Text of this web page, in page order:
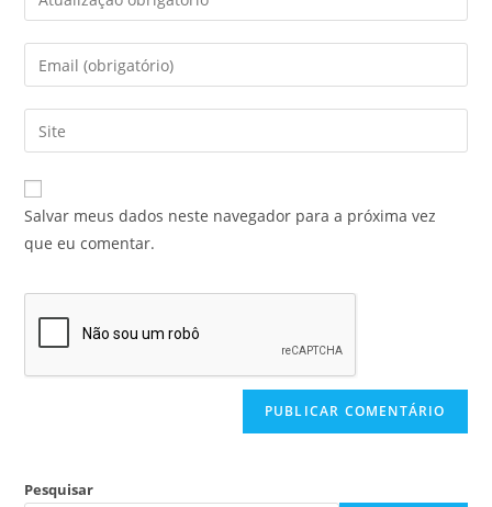
Salvar meus dados neste navegador para a próxima vez
que eu comentar.
Pesquisar